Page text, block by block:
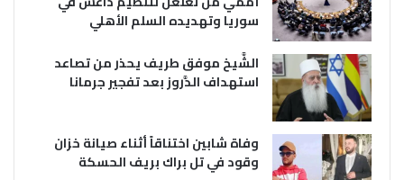
سوريا وتهديده السلم الأهلي
الشَّيخ موفق طريف يحذر من تصاعد
استهداف الدَّروز بعد تفجير جرمانا
وفاة شابين اختناقاً أثناء صيانة خزان
وقود في تل براك بريف الحسكة